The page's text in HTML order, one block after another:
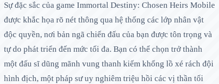
Sự đặc sắc của game Immortal Destiny: Chosen Heirs Mobile
được khắc họa rõ nét thông qua hệ thống các lớp nhân vật
độc quyền, nơi bản ngã chiến đấu của bạn được tôn trọng và
tự do phát triển đến mức tối đa. Bạn có thể chọn trở thành
một đấu sĩ dũng mãnh vung thanh kiếm khổng lồ xé rách đội
hình địch, một pháp sư uy nghiêm triệu hồi các vị thần tối